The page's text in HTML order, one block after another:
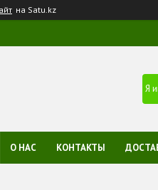
на Satu.kz
О НАС КОНТАКТЫ